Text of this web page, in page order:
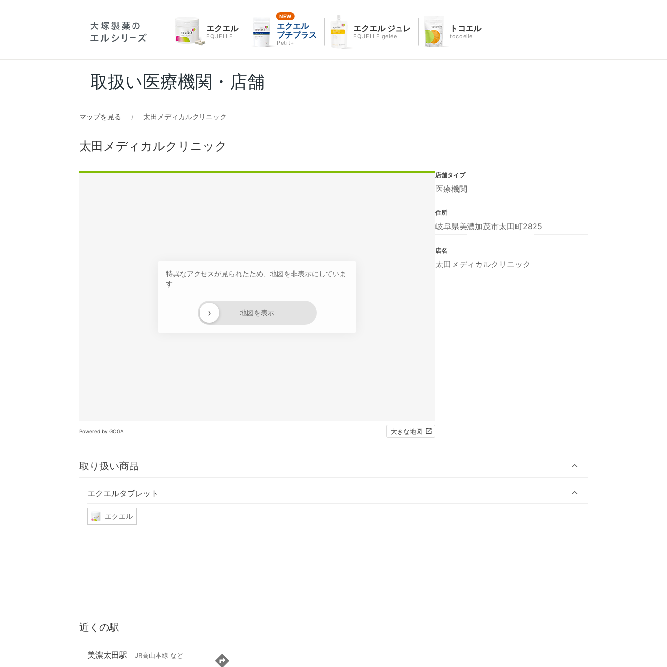
エクエル
EQUELLE
エクエル
プチプラス
Petit+
エクエル ジュレ
EQUELLE gelée
トコエル
tocoelle
取扱い医療機関・店舗
マップを見る 太田メディカルクリニック
太田メディカルクリニック
特異なアクセスが見られたため、地図を非表示にしていま
す
地図を表示
›
Powered by GOGA 大きな地図
取り扱い商品
エクエルタブレット
エクエル
店舗タイプ
医療機関
住所
岐阜県美濃加茂市太田町2825
店名
太田メディカルクリニック
近くの駅
美濃太田駅 JR高山本線 など